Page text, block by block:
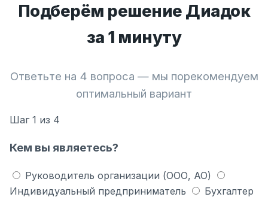
Подберём решение Диадок
за 1 минуту
Ответьте на 4 вопроса — мы порекомендуем
оптимальный вариант
Шаг 1 из 4
Кем вы являетесь?
Руководитель организации (ООО, АО)
Индивидуальный предприниматель
Бухгалтер